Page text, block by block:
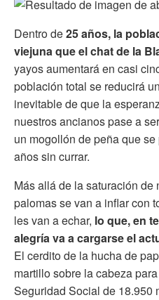
Dentro de25 años, la
viejuna que el chat de la
yayos aumentará en casi
población total se reducirá
inevitable de que la
nuestros ancianos pase a
un mogollón de peña que
años sin currar.
Más allá de la saturación de
palomas se van a inflar con
les van a echar, lo que, en
alegría va a cargarse el
El cerdito de la hucha de
martillo sobre la cabeza
Seguridad Social de 18.950